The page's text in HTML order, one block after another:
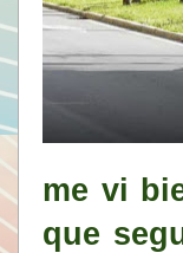
me vi
que